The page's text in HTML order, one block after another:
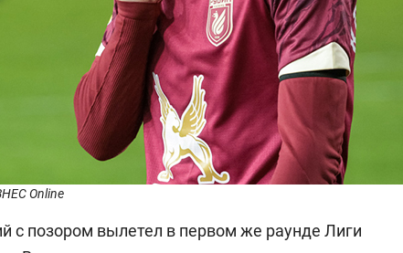
Online
с позором вылетел в первом же раунде Лиги